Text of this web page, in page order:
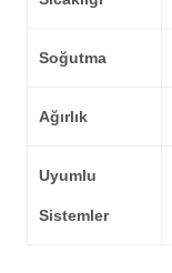
Soğutma
Ağırlık
Uyumlu
Sistemler